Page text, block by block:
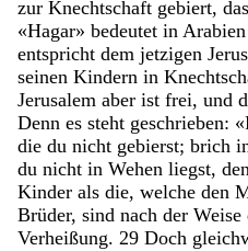
zur Knechtschaft gebiert, das
«Hagar» bedeutet in Arabien
entspricht dem jetzigen
seinen Kindern in
Jerusalem aber ist frei, und
Denn es steht geschrieben: «
die du nicht gebierst; brich
du nicht in Wehen liegst,
Kinder als die, welche den
Brüder, sind nach der Weise
Verheißung. 29 Doch